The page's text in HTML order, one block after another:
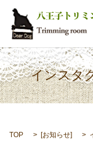
インスタ
TOP [お知らせ]